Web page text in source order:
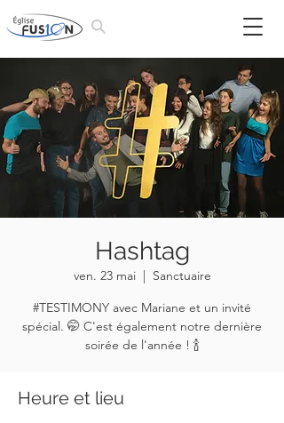
Hashtag
ven. 23 mai
  |
Sanctuaire
#TESTIMONY avec Mariane et un invité
spécial. 🤭 C'est également notre dernière
soirée de l'année ! 🍾
Heure et lieu